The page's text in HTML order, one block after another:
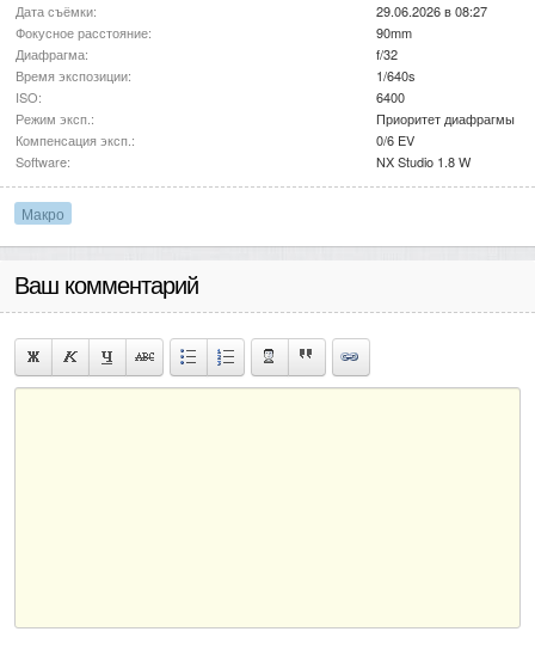
Дата съёмки:
29.06.2026 в 08:27
Фокусное расстояние:
90mm
Диафрагма:
f/32
Время экспозиции:
1/640s
ISO:
6400
Режим эксп.:
Приоритет диафрагмы
Компенсация эксп.:
0/6 EV
Software:
NX Studio 1.8 W
Макро
Ваш комментарий